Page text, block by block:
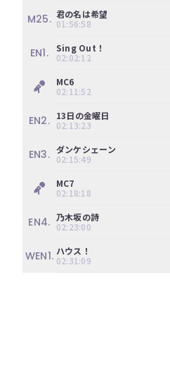
M25. 君の名は希望
01:56:58
EN1.
Sing Out！
02:02:12
MC6
02:11:52
EN2. 13日の金曜日
02:13:23
EN3. ダンケシェーン
02:15:49
MC7
02:18:18
EN4. 乃木坂の詩
02:23:00
WEN1. ハウス！
02:31:09